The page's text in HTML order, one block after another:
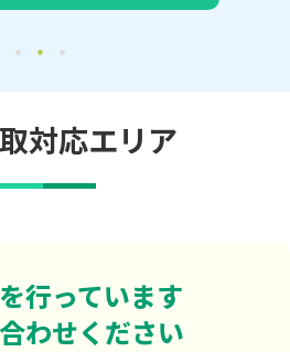
対応エリア
行っています
わせください